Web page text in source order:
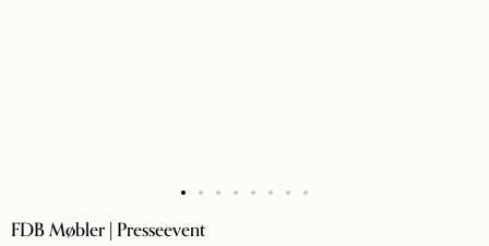
FDB Møbler | Presseevent